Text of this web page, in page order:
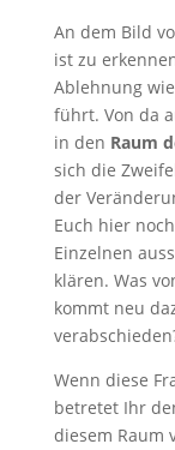
An dem Bild
ist zu
Ablehnung
führt. Von da
in den Raum
sich die
der
Euch hier
Einzelnen
klären. Was
kommt neu
Wenn diese
betretet Ihr
diesem Raum